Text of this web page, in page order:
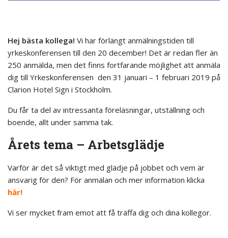
Hej bästa kollega! Vi har förlängt anmälningstiden till
yrkeskonferensen till den 20 december! Det är redan fler än
250 anmälda, men det finns fortfarande möjlighet att anmäla
dig till Yrkeskonferensen den 31 januari – 1 februari 2019 på
Clarion Hotel Sign i Stockholm.
Du får ta del av intressanta föreläsningar, utställning och
boende, allt under samma tak.
Årets tema – Arbetsglädje
Varför är det så viktigt med glädje på jobbet och vem är
ansvarig för den? För anmälan och mer information klicka
här!
Vi ser mycket fram emot att få träffa dig och dina kollegor.